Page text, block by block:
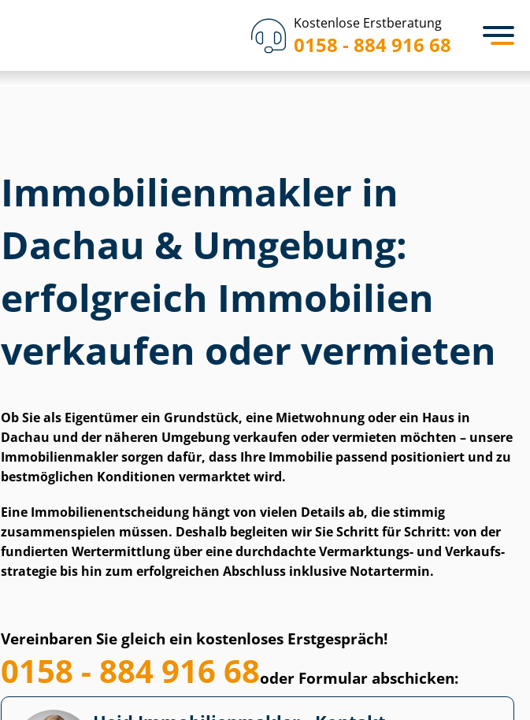
Kostenlose Erstberatung
0158 - 884 916 68
Im­mo­bi­li­en­mak­ler in
Dachau & Umgebung:
erfolgreich Immobilien
verkaufen oder vermieten
Ob Sie als Eigentümer ein Grundstück, eine Mietwohnung oder ein Haus in
Dachau und der näheren Umgebung verkaufen oder vermieten möchten – unsere
Im­mo­bi­li­en­mak­ler sorgen dafür, dass Ihre Immobilie passend positioniert und zu
bestmöglichen Konditionen vermarktet wird.
Eine Im­mo­bi­li­en­ent­schei­dung hängt von vielen Details ab, die stimmig
zusammenspielen müssen. Deshalb begleiten wir Sie Schritt für Schritt: von der
fundierten Wertermittlung über eine durchdachte Vermarktungs- und Ver­kaufs­
stra­te­gie bis hin zum erfolgreichen Abschluss inklusive Notartermin.
Vereinbaren Sie gleich ein kostenloses Erstgespräch!
0158 - 884 916 68oder Formular abschicken: